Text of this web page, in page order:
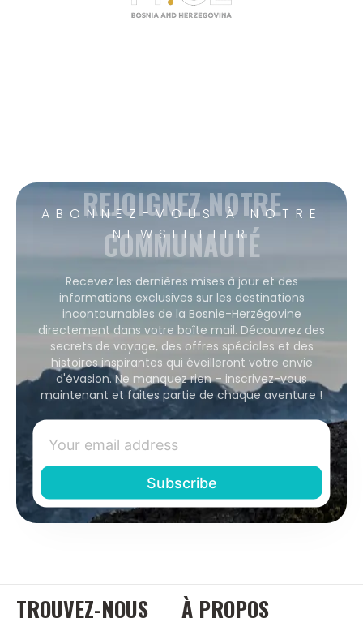
ABONNEZ-VOUS À NOTRE
NEWSLETTER
REJOIGNEZ NOTRE
COMMUNAUTÉ
Recevez les dernières mises à jour et des
informations exclusives sur les destinations
incontournables de la Bosnie-Herzégovine
directement dans votre boîte mail. Découvrez des
secrets de voyage, des offres spéciales et des
histoires inspirantes qui éveilleront votre envie
d'évasion. Ne manquez rien – inscrivez-vous
maintenant et faites partie de chaque aventure !
TROUVEZ-NOUS À PROPOS